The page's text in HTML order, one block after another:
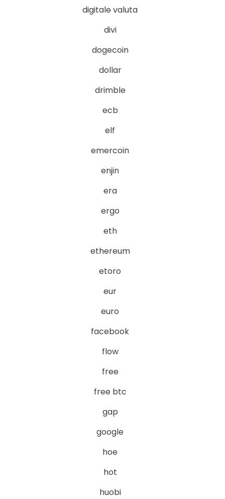
digitale valuta
divi
dogecoin
dollar
drimble
ecb
elf
emercoin
enjin
era
ergo
eth
ethereum
etoro
eur
euro
facebook
flow
free
free btc
gap
google
hoe
hot
huobi